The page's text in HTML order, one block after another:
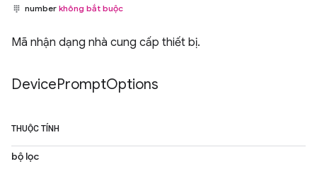
number không bắt buộc
Mã nhận dạng nhà cung cấp thiết bị.
DevicePromptOptions
THUỘC TÍNH
bộ lọc